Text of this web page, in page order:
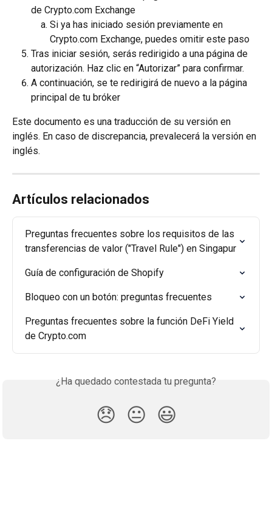
de Crypto.com Exchange
Si ya has iniciado sesión previamente en
Crypto.com Exchange, puedes omitir este paso
Tras iniciar sesión, serás redirigido a una página de
autorización. Haz clic en “Autorizar” para confirmar.
A continuación, se te redirigirá de nuevo a la página
principal de tu bróker
Este documento es una traducción de su versión en
inglés. En caso de discrepancia, prevalecerá la versión en
inglés.
Artículos relacionados
Preguntas frecuentes sobre los requisitos de las
transferencias de valor ("Travel Rule") en Singapur
Guía de configuración de Shopify
Bloqueo con un botón: preguntas frecuentes
Preguntas frecuentes sobre la función DeFi Yield
de Crypto.com
¿Ha quedado contestada tu pregunta?
😞 😐 😃